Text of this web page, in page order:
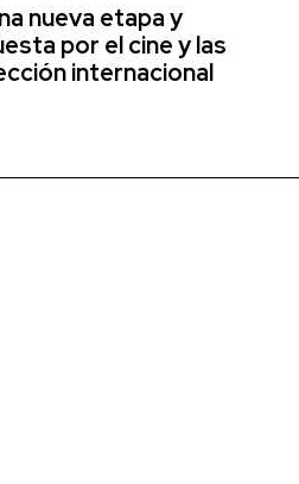
nueva etapa y
por el cine y las
internacional